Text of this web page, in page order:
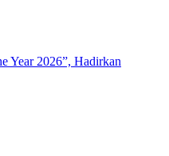
Year 2026”, Hadirkan